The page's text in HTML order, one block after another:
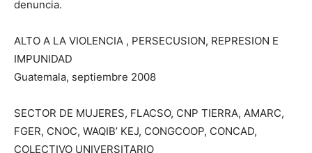
denuncia.
ALTO A LA VIOLENCIA , PERSECUSION, REPRESION E
IMPUNIDAD
Guatemala, septiembre 2008
SECTOR DE MUJERES, FLACSO, CNP TIERRA, AMARC,
FGER, CNOC, WAQIB’ KEJ, CONGCOOP, CONCAD,
COLECTIVO UNIVERSITARIO